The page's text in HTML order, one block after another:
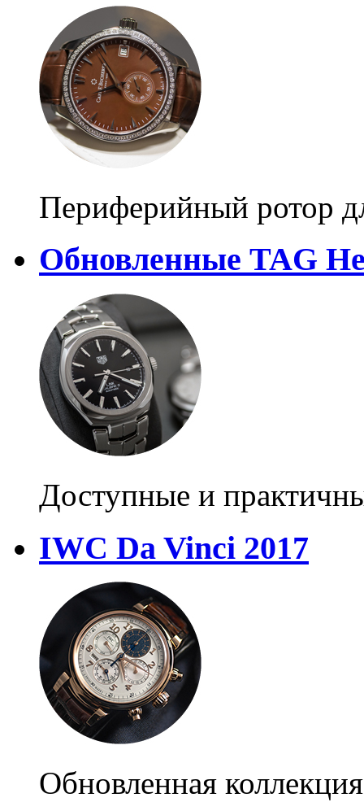
Периферийный ротор
Обновленные TAG
Доступные и
IWC Da Vinci 2017
Обновленная